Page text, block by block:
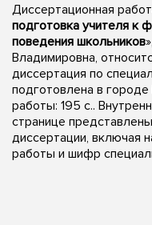
Диссертационная
подготовка учителя к
поведения школьников
Владимировна,
диссертация по
подготовлена в
работы: 195 с..
странице
диссертации, включая
работы и шифр